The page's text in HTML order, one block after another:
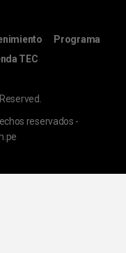
Programa
TEC
reservados -